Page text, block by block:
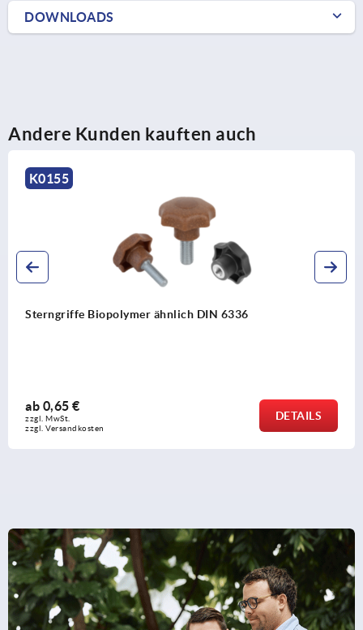
DOWNLOADS
Andere Kunden kauften auch
DETAILS
Fünfsterngriffe